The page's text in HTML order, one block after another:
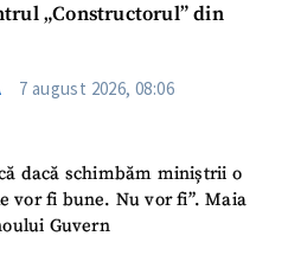
„Constructorul” din
7 august 2026, 08:06
dacă schimbăm miniștrii o
vor fi bune. Nu vor fi”. Maia
Guvern